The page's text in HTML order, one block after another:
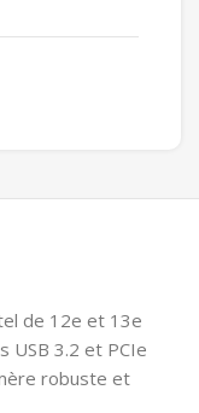
de 12e et 13e
USB 3.2 et PCIe
robuste et